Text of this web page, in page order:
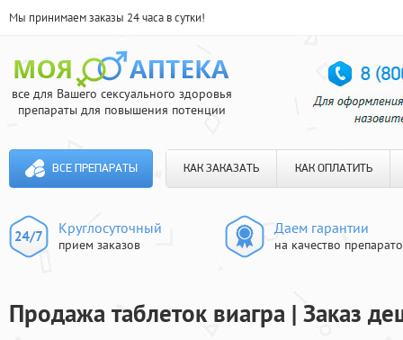
Мы принимаем заказы 24 часа в сутки!
все для Вашего сексуального здоровья
препараты для повышения потенции
ВСЕ ПРЕПАРАТЫ КАК ЗАКАЗАТЬ КАК ОПЛАТИТЬ
Круглосуточный
прием заказов
Даем гарантии
на качество
Продажа таблеток виагра | Заказ